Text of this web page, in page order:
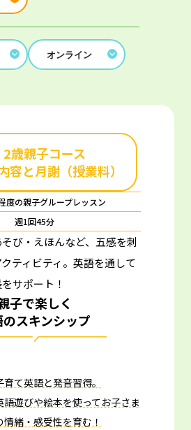
オンライン
歳親子コース
容と月謝（授業料）
度の親子グループレッスン
週1回45分
び・えほんなど、五感を刺
ティビティ。 英語を通して
サポート！
子で楽しく
のスキンシップ
育て英語と発音習得。
語遊びや絵本を使ってお子さま
情緒・感受性を育む！